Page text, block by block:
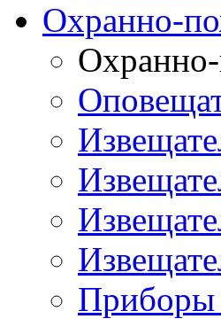
Охранно-
Охранно-
Приборы